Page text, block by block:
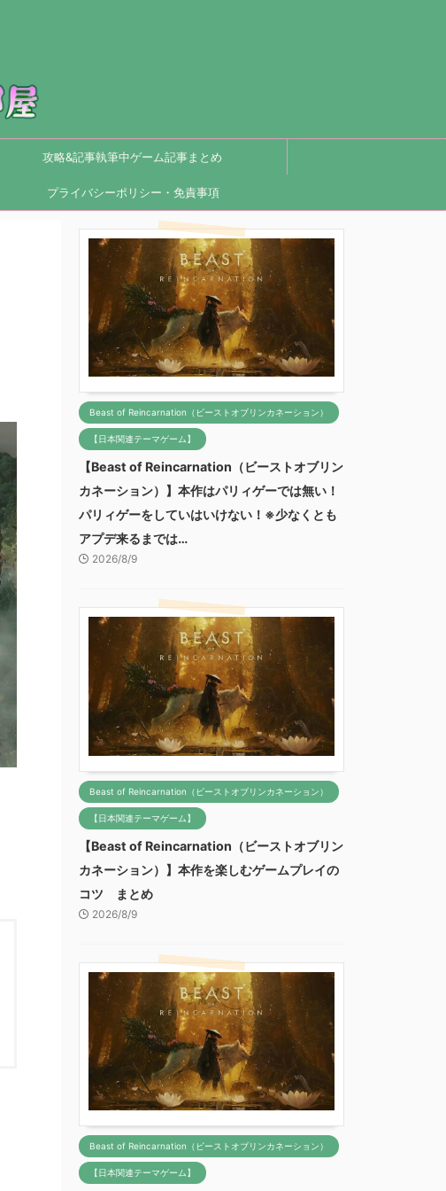
攻略&記事執筆中ゲーム記事まとめ
プライバシーポリシー・免責事項
Beast of Reincarnation（ビーストオブリンカネーション）
【日本関連テーマゲーム】
【Beast of Reincarnation（ビーストオブリン
カネーション）】本作はパリィゲーでは無い！
パリィゲーをしていはいけない！※少なくとも
アプデ来るまでは…
2026/8/9
Beast of Reincarnation（ビーストオブリンカネーション）
【日本関連テーマゲーム】
【Beast of Reincarnation（ビーストオブリン
カネーション）】本作を楽しむゲームプレイの
コツ まとめ
2026/8/9
Beast of Reincarnation（ビーストオブリンカネーション）
【日本関連テーマゲーム】